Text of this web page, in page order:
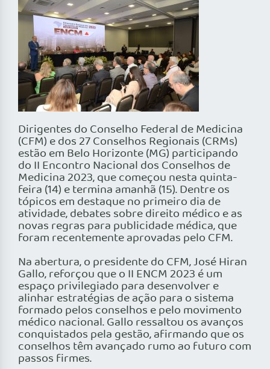
Dirigentes do Conselho Federal de Medicina
(CFM) e dos 27 Conselhos Regionais (CRMs)
estão em Belo Horizonte (MG) participando
do II Encontro Nacional dos Conselhos de
Medicina 2023, que começou nesta quinta-
feira (14) e termina amanhã (15). Dentre os
tópicos em destaque no primeiro dia de
atividade, debates sobre direito médico e as
novas regras para publicidade médica, que
foram recentemente aprovadas pelo CFM.
Na abertura, o presidente do CFM, José Hiran
Gallo, reforçou que o II ENCM 2023 é um
espaço privilegiado para desenvolver e
alinhar estratégias de ação para o sistema
formado pelos conselhos e pelo movimento
médico nacional. Gallo ressaltou os avanços
conquistados pela gestão, afirmando que os
conselhos têm avançado rumo ao futuro com
passos firmes.